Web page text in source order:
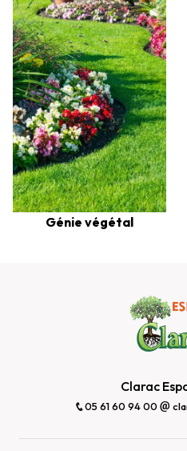
Génie végétal
Clarac
05 61 60 94 00